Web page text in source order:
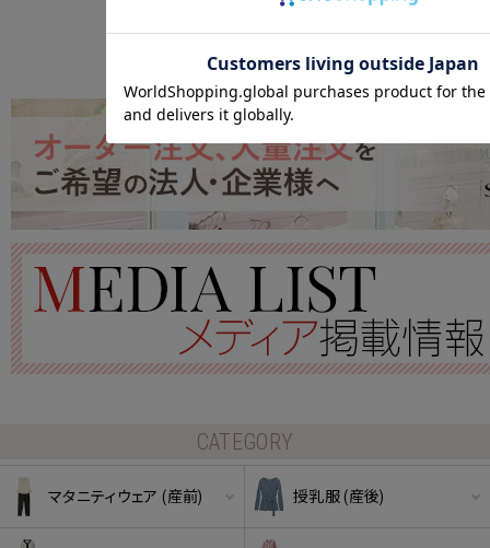
ABOUT
CATEGORY
マタニティウェア (産前) 授乳服 (産後)
クーポンのご利用には会員登録が必要となります。